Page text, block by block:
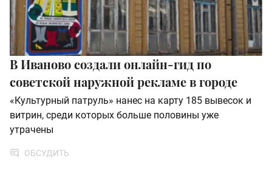
В Иваново создали онлайн-гид по
советской наружной рекламе в городе
«Культурный патруль» нанес на карту 185 вывесок и
витрин, среди которых больше половины уже
утрачены
ОБСУДИТЬ